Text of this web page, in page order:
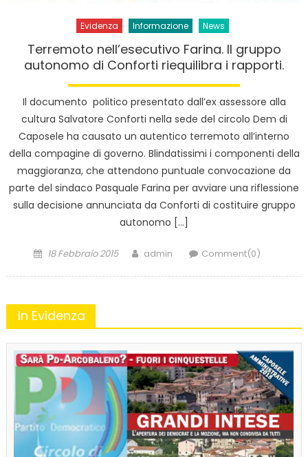
Evidenza Informazione News
Terremoto nell’esecutivo Farina. Il gruppo
autonomo di Conforti riequilibra i rapporti.
Il documento politico presentato dall’ex assessore alla
cultura Salvatore Conforti nella sede del circolo Dem di
Caposele ha causato un autentico terremoto all’interno
della compagine di governo. Blindatissimi i componenti della
maggioranza, che attendono puntuale convocazione da
parte del sindaco Pasquale Farina per avviare una riflessione
sulla decisione annunciata da Conforti di costituire gruppo
autonomo […]
Posted
18 Febbraio 2015 Author
admin Comment(0)
In Evidenza